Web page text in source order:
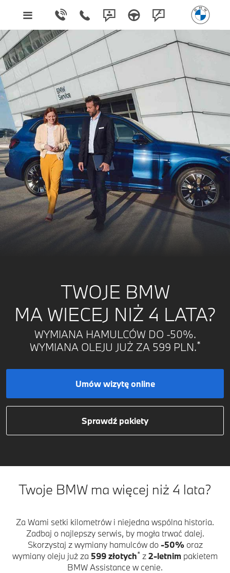
TWOJE BMW
MA WIECEJ NIŻ 4 LATA?
WYMIANA HAMULCÓW DO -50%.
WYMIANA OLEJU JUŻ ZA 599 PLN.*
Umów wizytę online
Sprawdź pakiety
Twoje BMW ma więcej niż 4 lata?
Za Wami setki kilometrów i niejedna wspólna historia.
Zadbaj o najlepszy serwis, by mogła trwać dalej.
Skorzystaj z wymiany hamulców do-50%oraz
wymiany oleju już za 599 złotych* z2-letnim pakietem
BMW Assistance w cenie.